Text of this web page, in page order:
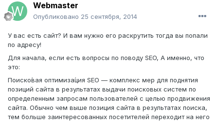
Webmaster
Опубликовано 25 сентября, 2014
У вас есть сайт? И вам нужно его раскрутить тогда вы попали
по адресу!
Для начала, если есть вопросы по поводу SEO, А именно, что
это:
Поиско́вая оптимиза́ция SEO — комплекс мер для поднятия
позиций сайта в результатах выдачи поисковых систем по
определенным запросам пользователей с целью продвижения
сайта. Обычно чем выше позиция сайта в результатах поиска,
тем больше заинтересованных посетителей переходит на него